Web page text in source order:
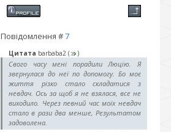
Повідомлення #7
Цитата barbaba2 ( )
Свого часу мені порадили Люцію. Я
звернулася до неї по допомогу. Бо моє
життя різко стало складатися з
невдач. Ось за щоб я не взялася, все не
виходило. Через певний час моїх невдач
стало в рази два менше, Результатом
задоволена.